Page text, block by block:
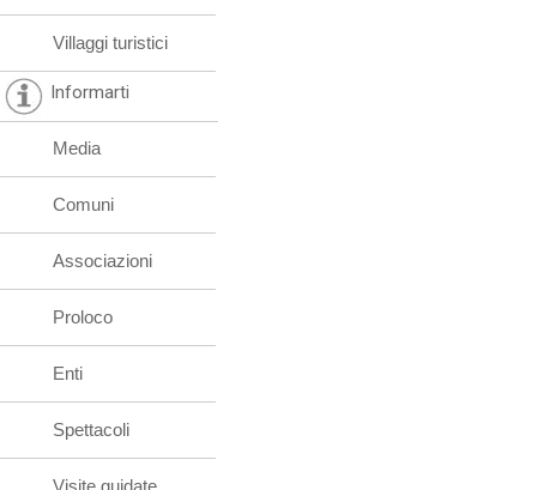
Villaggi turistici
Informarti
Media
Comuni
Associazioni
Proloco
Enti
Spettacoli
Visite guidate